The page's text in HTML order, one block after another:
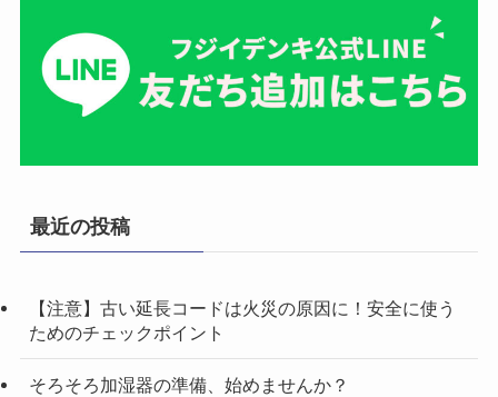
最近の投稿
【注意】古い延長コードは火災の原因に！安全に使う
ためのチェックポイント
そろそろ加湿器の準備、始めませんか？